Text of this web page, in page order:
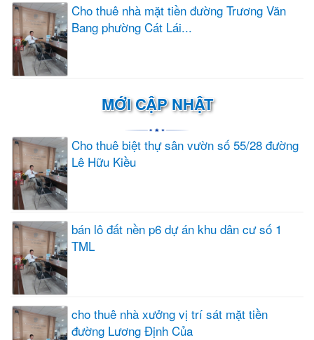
Cho thuê nhà mặt tiền đường Trương Văn
Bang phường Cát Lái...
MỚI CẬP NHẬT
Cho thuê biệt thự sân vườn số 55/28 đường
Lê Hữu Kiều
bán lô đất nền p6 dự án khu dân cư số 1
TML
cho thuê nhà xưởng vị trí sát mặt tiền
đường Lương Định Của